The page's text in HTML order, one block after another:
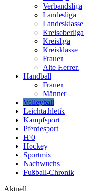
Verbandsliga
Landesliga
Landesklasse
Kreisoberliga
Kreisliga
Kreisklasse
Frauen
Alte Herren
Handball
Frauen
Männer
Volleyball
Leichtathletik
Kampfsport
Pferdesport
H²0
Hockey
Sportmix
Nachwuchs
Fußball-Chronik
Aktuell